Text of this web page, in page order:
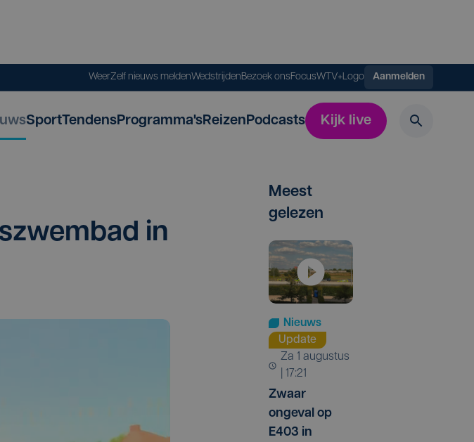
WeerZelf nieuws meldenWedstrijdenBezoek onsFocusWTV+Logo Aanmelden
SportTendensProgramma'sReizenPodcasts Kijk live
in
Meest
gelezen
Nieuws
Update
za 1 augustus
| 17:21
Zwaar
ongeval op
E403 in